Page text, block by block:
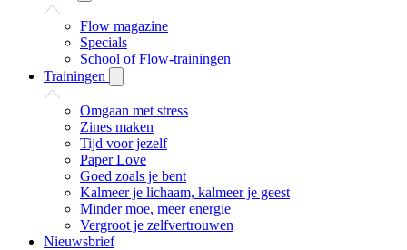
Flow magazine
Specials
School of Flow-trainingen
Trainingen
Omgaan met stress
Zines maken
Tijd voor jezelf
Paper Love
Goed zoals je bent
Kalmeer je lichaam, kalmeer je geest
Minder moe, meer energie
Vergroot je zelfvertrouwen
Nieuwsbrief